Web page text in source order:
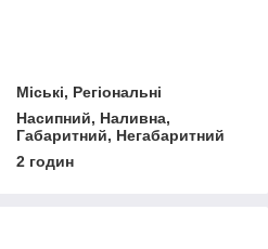
Міські, Регіональні
Насипний, Наливна,
Габаритний, Негабаритний
2 годин